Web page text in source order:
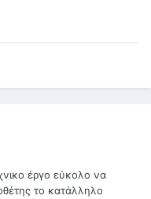
έργο εύκολο να
το κατάλληλο